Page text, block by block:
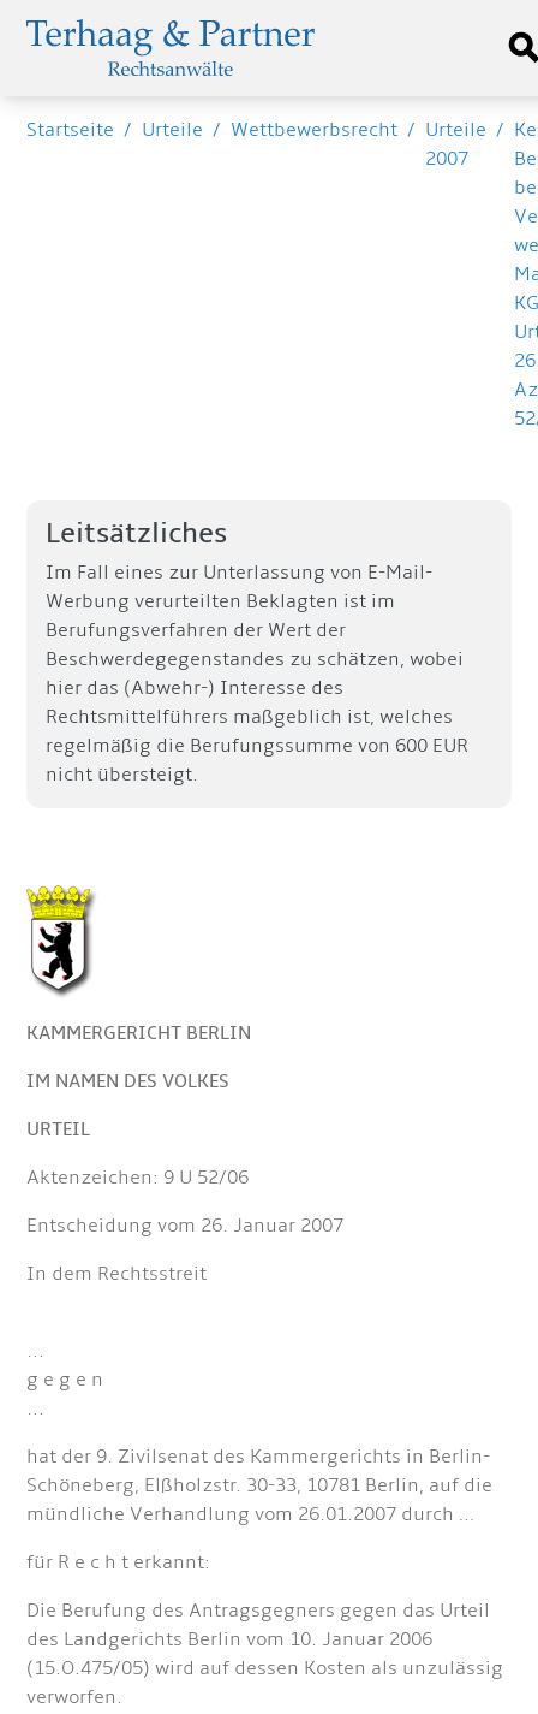
Startseite / Urteile / Wettbewerbsrecht / Urteile
2007
/
Leitsätzliches
Im Fall eines zur Unterlassung von E-Mail-
Werbung verurteilten Beklagten ist im
Berufungsverfahren der Wert der
Beschwerdegegenstandes zu schätzen, wobei
hier das (Abwehr-) Interesse des
Rechtsmittelführers maßgeblich ist, welches
regelmäßig die Berufungssumme von 600 EUR
nicht übersteigt.
KAMMERGERICHT BERLIN
IM NAMEN DES VOLKES
URTEIL
Aktenzeichen: 9 U 52/06
Entscheidung vom 26. Januar 2007
In dem Rechtsstreit
...
g e g e n
...
hat der 9. Zivilsenat des Kammergerichts in Berlin-
Schöneberg, Elßholzstr. 30-33, 10781 Berlin, auf die
mündliche Verhandlung vom 26.01.2007 durch …
für R e c h t erkannt:
Die Berufung des Antragsgegners gegen das Urteil
des Landgerichts Berlin vom 10. Januar 2006
(15.O.475/05) wird auf dessen Kosten als unzulässig
verworfen.